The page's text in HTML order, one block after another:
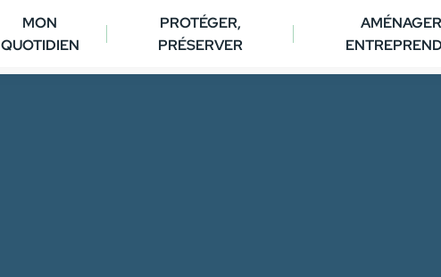
MON
QUOTIDIEN
PROTÉGER,
PRÉSERVER